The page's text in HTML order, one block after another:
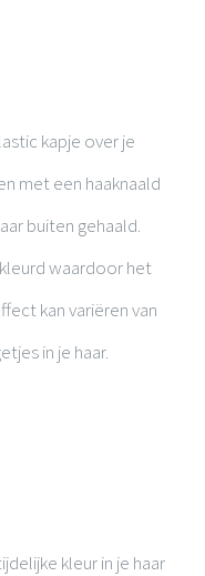
kapje over je
met een haaknaald
buiten gehaald.
waardoor het
kan variëren van
in je haar.
kleur in je haar